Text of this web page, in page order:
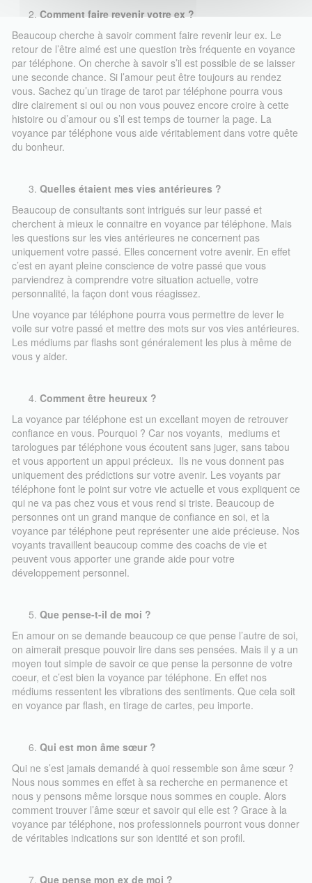
Comment faire revenir votre ex ?
Beaucoup cherche à savoir comment faire revenir leur ex. Le
retour de l’être aimé est une question très fréquente en voyance
par téléphone. On cherche à savoir s’il est possible de se laisser
une seconde chance. Si l’amour peut être toujours au rendez
vous. Sachez qu’un tirage de tarot par téléphone pourra vous
dire clairement si oui ou non vous pouvez encore croire à cette
histoire ou d’amour ou s’il est temps de tourner la page. La
voyance par téléphone vous aide véritablement dans votre quête
du bonheur.
Quelles étaient mes vies antérieures ?
Beaucoup de consultants sont intrigués sur leur passé et
cherchent à mieux le connaitre en voyance par téléphone. Mais
les questions sur les vies antérieures ne concernent pas
uniquement votre passé. Elles concernent votre avenir. En effet
c’est en ayant pleine conscience de votre passé que vous
parviendrez à comprendre votre situation actuelle, votre
personnalité, la façon dont vous réagissez.
Une voyance par téléphone pourra vous permettre de lever le
voile sur votre passé et mettre des mots sur vos vies antérieures.
Les médiums par flashs sont généralement les plus à même de
vous y aider.
Comment être heureux ?
La voyance par téléphone est un excellant moyen de retrouver
confiance en vous. Pourquoi ? Car nos voyants, mediums et
tarologues par téléphone vous écoutent sans juger, sans tabou
et vous apportent un appui précieux. Ils ne vous donnent pas
uniquement des prédictions sur votre avenir. Les voyants par
téléphone font le point sur votre vie actuelle et vous expliquent ce
qui ne va pas chez vous et vous rend si triste. Beaucoup de
personnes ont un grand manque de confiance en soi, et la
voyance par téléphone peut représenter une aide précieuse. Nos
voyants travaillent beaucoup comme des coachs de vie et
peuvent vous apporter une grande aide pour votre
développement personnel.
Que pense-t-il de moi ?
En amour on se demande beaucoup ce que pense l’autre de soi,
on aimerait presque pouvoir lire dans ses pensées. Mais il y a un
moyen tout simple de savoir ce que pense la personne de votre
coeur, et c’est bien la voyance par téléphone. En effet nos
médiums ressentent les vibrations des sentiments. Que cela soit
en voyance par flash, en tirage de cartes, peu importe.
Qui est mon âme sœur ?
Qui ne s’est jamais demandé à quoi ressemble son âme sœur ?
Nous nous sommes en effet à sa recherche en permanence et
nous y pensons même lorsque nous sommes en couple. Alors
comment trouver l’âme sœur et savoir qui elle est ? Grace à la
voyance par téléphone, nos professionnels pourront vous donner
de véritables indications sur son identité et son profil.
Que pense mon ex de moi ?